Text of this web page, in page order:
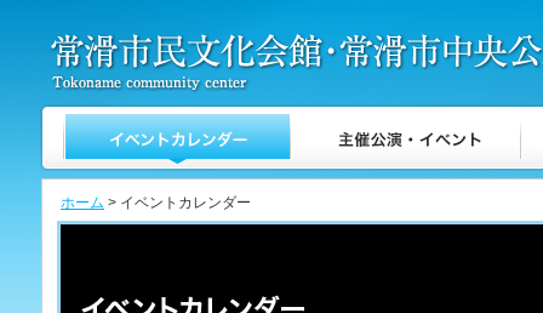
ホーム > イベントカレンダー